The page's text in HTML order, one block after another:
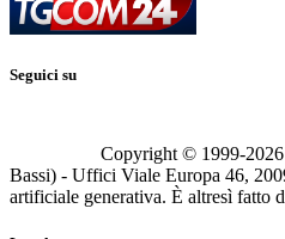
Seguici su
Copyright © 1999-2026
Bassi) - Uffici Viale Europa 46,
artificiale generativa. È altresì fatto